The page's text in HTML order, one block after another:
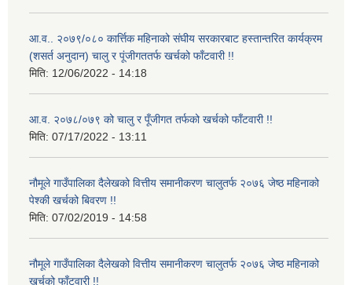
आ.व.. २०७९/०८० कार्त्तिक महिनाको संघीय सरकारबाट हस्तान्तरित कार्यक्रम
(शसर्त अनुदान) चालु र पूंजीगततर्फ खर्चको फाँटवारी !!
मिति: 12/06/2022 - 14:18
आ.व. २०७८/०७९ को चालु र पूँजीगत तर्फको खर्चको फाँटवारी !!
मिति: 07/17/2022 - 13:11
नौमूले गाउँपालिका दैलेखको वित्तीय समानीकरण चालुतर्फ २०७६ जेष्ठ महिनाको
पेश्की खर्चको बिवरण !!
मिति: 07/02/2019 - 14:58
नौमूले गाउँपालिका दैलेखको वित्तीय समानीकरण चालुतर्फ २०७६ जेष्ठ महिनाको
खर्चको फाँटवारी !!